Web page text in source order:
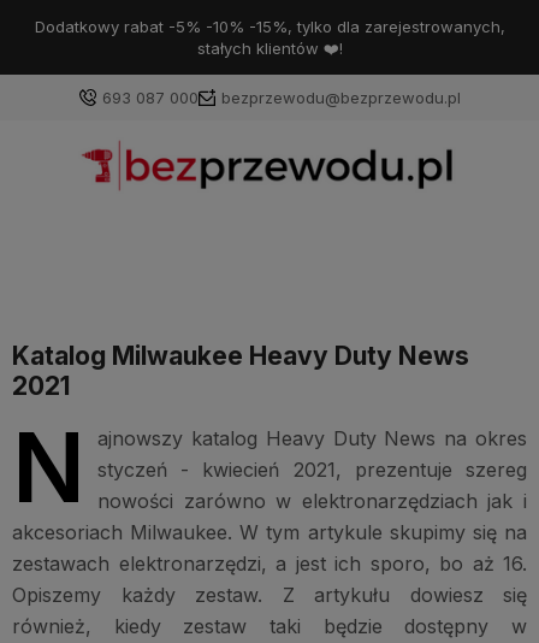
Dodatkowy rabat -5% -10% -15%, tylko dla zarejestrowanych,
stałych klientów ❤️!
693 087 000 bezprzewodu@bezprzewodu.pl
Katalog Milwaukee Heavy Duty News
2021
N
ajnowszy katalog Heavy Duty News na okres
styczeń - kwiecień 2021, prezentuje szereg
nowości zarówno w elektronarzędziach jak i
akcesoriach Milwaukee. W tym artykule skupimy się na
zestawach elektronarzędzi, a jest ich sporo, bo aż 16.
Opiszemy każdy zestaw. Z artykułu dowiesz się
również, kiedy zestaw taki będzie dostępny w